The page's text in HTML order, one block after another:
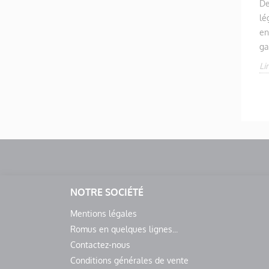
NOTRE SOCIÉTÉ
Mentions légales
Romus en quelques lignes...
Contactez-nous
Conditions générales de vente